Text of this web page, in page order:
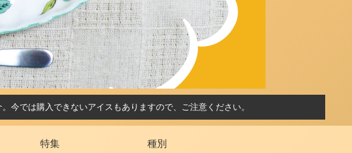
今では購入できないアイスもありますので、ご注意ください。
特集 種別